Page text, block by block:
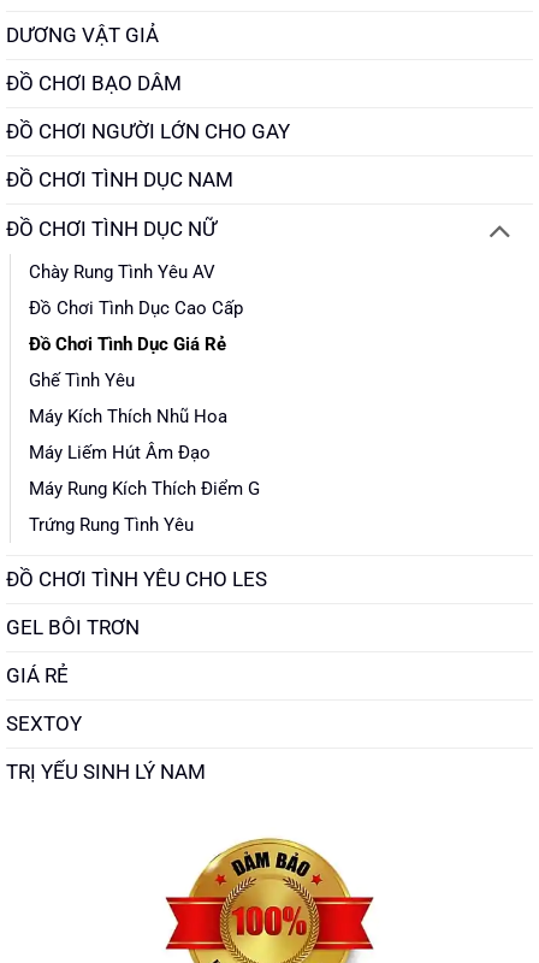
DƯƠNG VẬT GIẢ
ĐỒ CHƠI BẠO DÂM
ĐỒ CHƠI NGƯỜI LỚN CHO GAY
ĐỒ CHƠI TÌNH DỤC NAM
ĐỒ CHƠI TÌNH DỤC NỮ
Chày Rung Tình Yêu AV
Đồ Chơi Tình Dục Cao Cấp
Đồ Chơi Tình Dục Giá Rẻ
Ghế Tình Yêu
Máy Kích Thích Nhũ Hoa
Máy Liếm Hút Âm Đạo
Máy Rung Kích Thích Điểm G
Trứng Rung Tình Yêu
ĐỒ CHƠI TÌNH YÊU CHO LES
GEL BÔI TRƠN
GIÁ RẺ
SEXTOY
TRỊ YẾU SINH LÝ NAM